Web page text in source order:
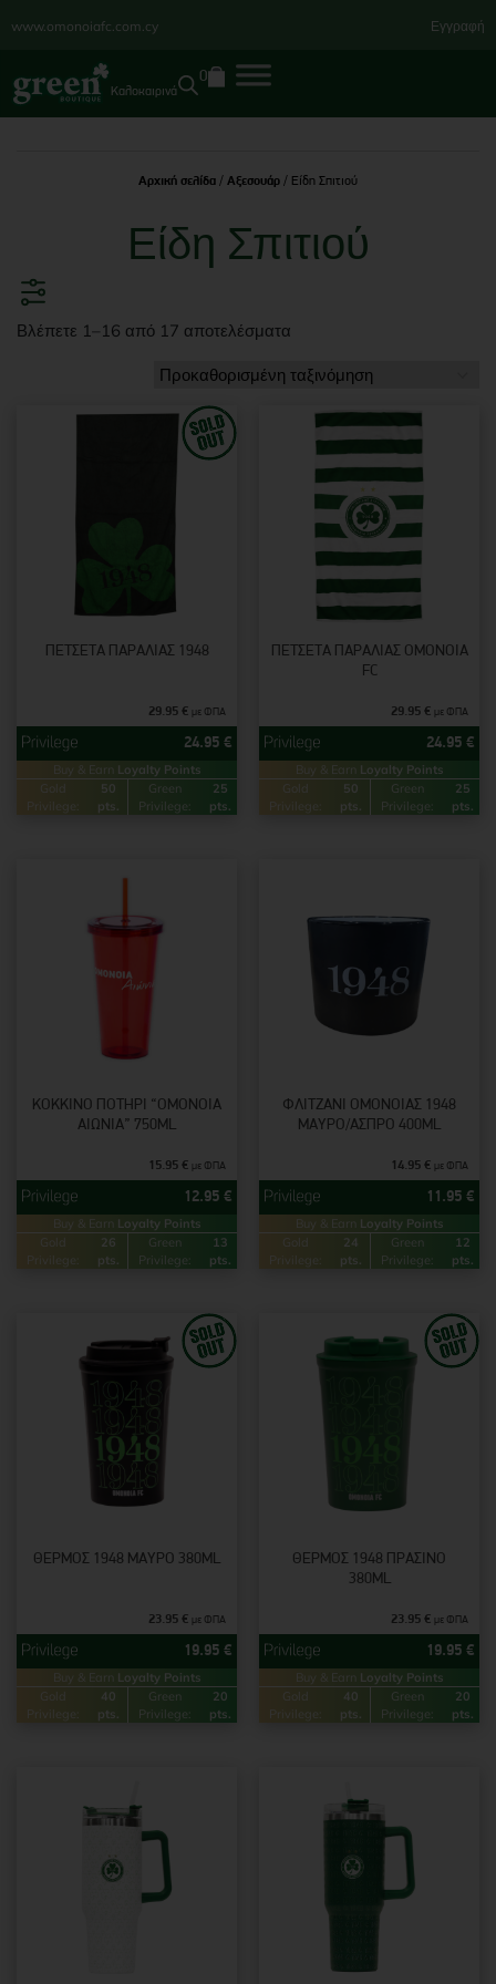
www.omonoiafc.com.cy Εγγραφή
Καλοκαιρινά
0
Αρχική σελίδα / Αξεσουάρ / Είδη Σπιτιού
Είδη Σπιτιού
Βλέπετε 1–16 από 17 αποτελέσματα
ΠΕΤΣΈΤΑ ΠΑΡΑΛΊΑΣ 1948
29.95 € με ΦΠΑ
24.95 €
Buy & Earn Loyalty Points
Gold
Privilege:
50
pts.
Green
Privilege:
25
pts.
ΠΕΤΣΈΤΑ ΠΑΡΑΛΊΑΣ ΟΜΟΝΟΙΑ
FC
29.95 € με ΦΠΑ
24.95 €
Buy & Earn Loyalty Points
Gold
Privilege:
50
pts.
Green
Privilege:
25
pts.
ΚΌΚΚΙΝΟ ΠΟΤΉΡΙ “ΟΜΟΝΟΙΑ
ΑΙΏΝΙΑ” 750ML
15.95 € με ΦΠΑ
12.95 €
Buy & Earn Loyalty Points
Gold
Privilege:
26
pts.
Green
Privilege:
13
pts.
ΦΛΙΤΖΆΝΙ ΟΜΟΝΟΙΑΣ 1948
ΜΑΎΡΟ/ΆΣΠΡΟ 400ML
14.95 € με ΦΠΑ
11.95 €
Buy & Earn Loyalty Points
Gold
Privilege:
24
pts.
Green
Privilege:
12
pts.
ΘΈΡΜΟΣ 1948 ΜΑΎΡΟ 380ML
23.95 € με ΦΠΑ
19.95 €
Buy & Earn Loyalty Points
Gold
Privilege:
40
pts.
Green
Privilege:
20
pts.
ΘΈΡΜΟΣ 1948 ΠΡΆΣΙΝΟ
380ML
23.95 € με ΦΠΑ
19.95 €
Buy & Earn Loyalty Points
Gold
Privilege:
40
pts.
Green
Privilege:
20
pts.